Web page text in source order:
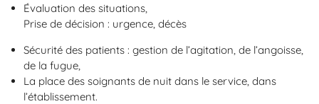
Évaluation des situations,
Prise de décision : urgence, décès
Sécurité des patients : gestion de l’agitation, de l’angoisse,
de la fugue,
La place des soignants de nuit dans le service, dans
l’établissement.